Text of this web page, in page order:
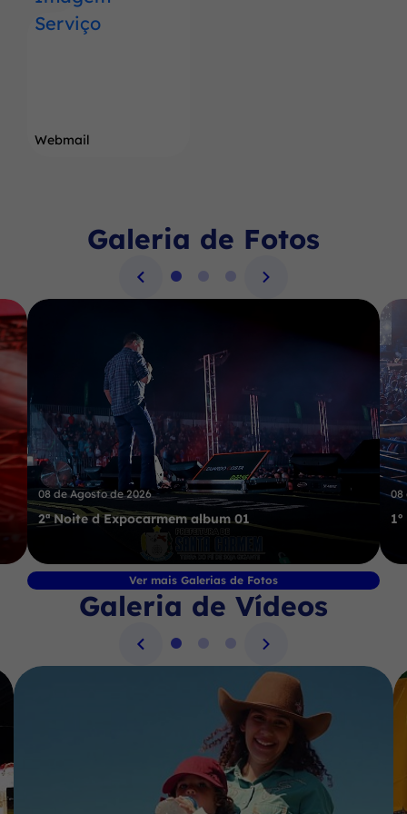
Webmail
Seção Galeria de Fotos
Galeria de Fotos
08 de Agosto de 2026
2ª Noite d Expocarmem album 01
08
Ver mais Galerias de Fotos
Seção Galeria de Vídeos
Galeria de Vídeos